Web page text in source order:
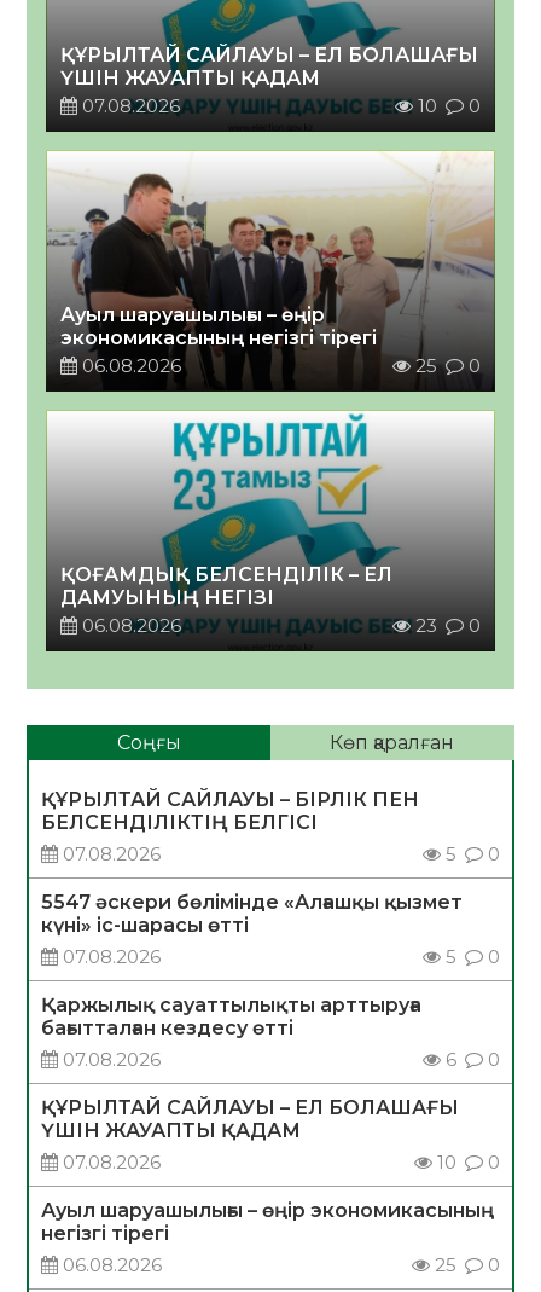
ҚҰРЫЛТАЙ САЙЛАУЫ – ЕЛ БОЛАШАҒЫ
ҮШІН ЖАУАПТЫ ҚАДАМ
07.08.2026
10 0
Ауыл шаруашылығы – өңір
экономикасының негізгі тірегі
06.08.2026
25 0
ҚОҒАМДЫҚ БЕЛСЕНДІЛІК – ЕЛ
ДАМУЫНЫҢ НЕГІЗІ
06.08.2026
23 0
Соңғы Көп қаралған
ҚҰРЫЛТАЙ САЙЛАУЫ – БІРЛІК ПЕН
БЕЛСЕНДІЛІКТІҢ БЕЛГІСІ
07.08.2026
5 0
5547 әскери бөлімінде «Алғашқы қызмет
күні» іс-шарасы өтті
07.08.2026
5 0
Қаржылық сауаттылықты арттыруға
бағытталған кездесу өтті
07.08.2026
6 0
ҚҰРЫЛТАЙ САЙЛАУЫ – ЕЛ БОЛАШАҒЫ
ҮШІН ЖАУАПТЫ ҚАДАМ
07.08.2026
10 0
Ауыл шаруашылығы – өңір экономикасының
негізгі тірегі
06.08.2026
25 0